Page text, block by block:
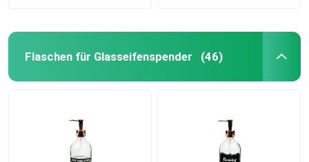
Flaschen für Glasseifenspender (46)